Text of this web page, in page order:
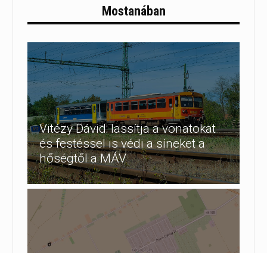
Mostanában
Vitézy Dávid: lassítja a vonatokat
és festéssel is védi a síneket a
hőségtől a MÁV